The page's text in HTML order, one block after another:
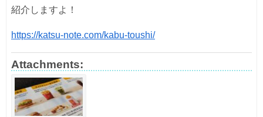
紹介しますよ！
https://katsu-note.com/kabu-toushi/
Attachments: